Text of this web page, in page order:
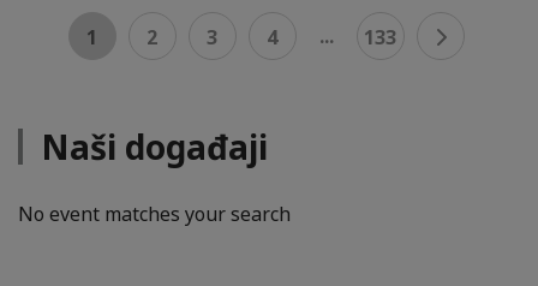
1 2 3 4 ... 133
Naši događaji
No event matches your search